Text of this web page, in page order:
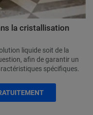
la cristallisation
liquide soit de la
afin de garantir un
spécifiques.